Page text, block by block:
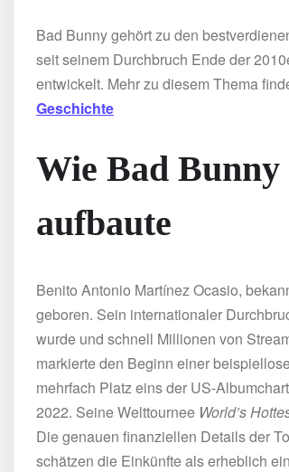
Bad Bunny gehört zu den
seit seinem Durchbruch Ende der
entwickelt. Mehr zu diesem Thema
Geschichte
Wie Bad
aufbaute
Benito Antonio Martínez Ocasio,
geboren. Sein internationaler
wurde und schnell Millionen von
markierte den Beginn einer
mehrfach Platz eins der US-
2022. Seine Welttournee World’s
Die genauen finanziellen Details der
schätzen die Einkünfte als erheblich